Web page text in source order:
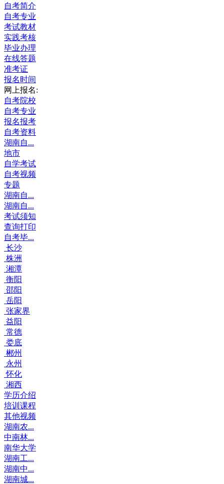
自考简介
自考专业
考试教材
实践考核
毕业办理
在线答题
准考证
报名时间
网上报名:
自考院校
自考专业
报名报考
自考资料
湖南自...
地市
自学考试
自考视频
专题
湖南自...
湖南自...
考试须知
查询打印
自考毕...
长沙
株洲
湘潭
衡阳
邵阳
岳阳
张家界
益阳
常德
娄底
郴州
永州
怀化
湘西
学历介绍
培训课程
其他视频
湖南农...
中南林...
南华大学
湖南工...
湖南中...
湖南城...